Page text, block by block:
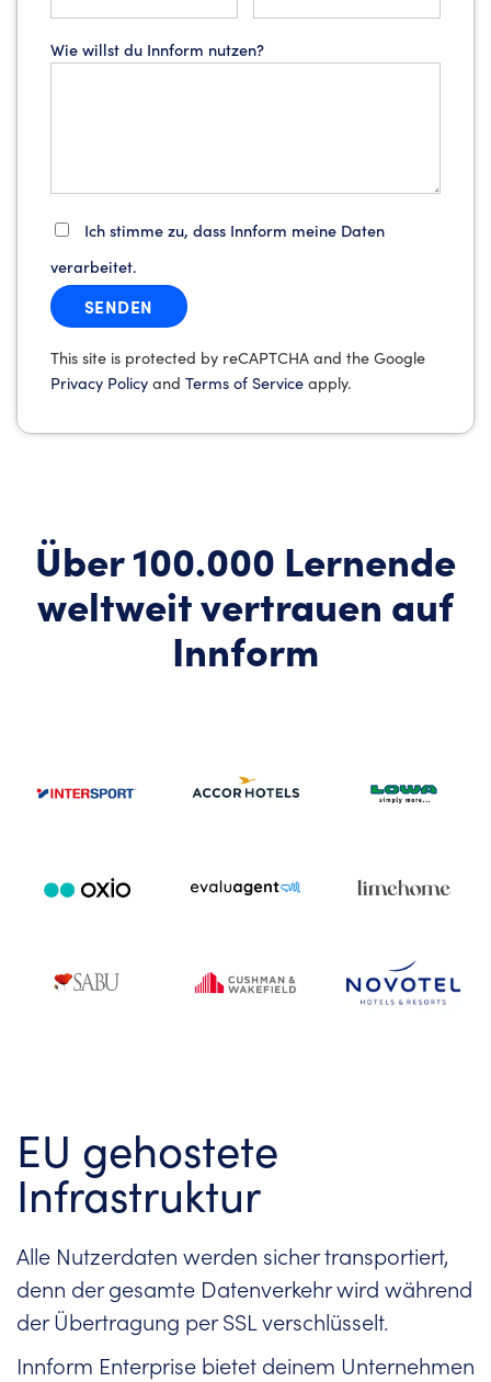
Wie willst du Innform nutzen?
Ich stimme zu, dass Innform meine Daten
verarbeitet.
This site is protected by reCAPTCHA and the Google
Privacy Policy and Terms of Service apply.
Über 100.000 Lernende
weltweit vertrauen auf
Innform
EU gehostete
Infrastruktur
Alle Nutzerdaten werden sicher transportiert,
denn der gesamte Datenverkehr wird während
der Übertragung per SSL verschlüsselt.
Innform Enterprise bietet deinem Unternehmen